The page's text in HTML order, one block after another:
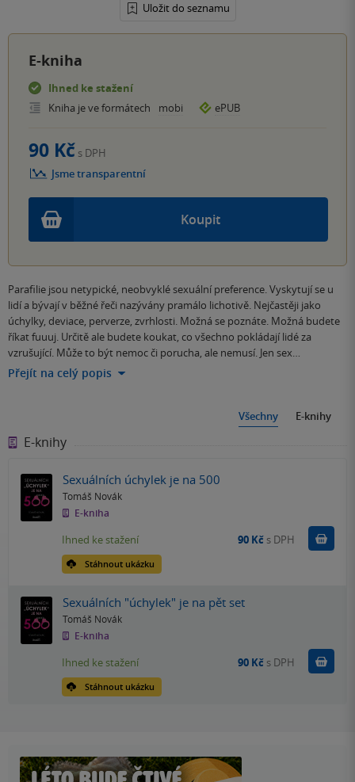
Uložit do seznamu
E-kniha
Ihned ke stažení
Kniha je ve formátech
mobi ePUB
Koupit
90 Kč s DPH
Jsme transparentní
Parafilie jsou netypické, neobvyklé sexuální preference. Vyskytují se u
lidí a bývají v běžné řeči nazývány pramálo lichotivě. Nejčastěji jako
úchylky, deviace, perverze, zvrhlosti. Možná se poznáte. Možná budete
říkat fuuuj. Určitě ale budete koukat, co všechno pokládají lidé za
vzrušující. Může to být nemoc či porucha, ale nemusí. Jen sex…
Přejít na celý popis
Všechny E-knihy
E-knihy
Sexuálních úchylek je na 500
Tomáš Novák
E-kniha
Stáhnout ukázku
Ihned ke stažení 90 Kč s DPH Koupit
Sexuálních "úchylek" je na pět set
Tomáš Novák
E-kniha
Stáhnout ukázku
Ihned ke stažení 90 Kč s DPH Koupit